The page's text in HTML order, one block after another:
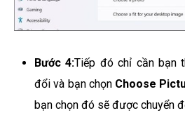
Bước 4:Tiếp đó chỉ cần bạn
đổi và bạn chọn Choose
bạn chọn đó sẽ được chuyển